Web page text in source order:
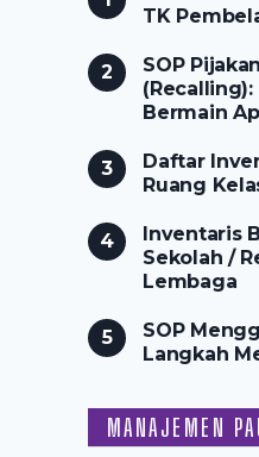
TK
SOP
Bermain
Daftar
Ruang
Inventaris
Sekolah /
Lembaga
SOP
Langkah
MANAJEMEN